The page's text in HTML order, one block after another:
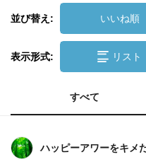
並び替え: いいね順
表示形式: リスト
すべて
ハッピーアワーをキメ